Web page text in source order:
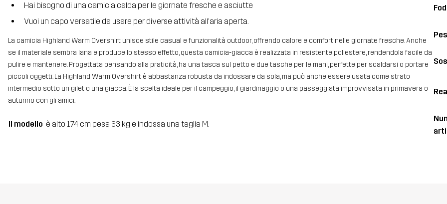
Hai bisogno di una camicia calda per le giornate fresche e asciutte
Vuoi un capo versatile da usare per diverse attività all’aria aperta.
La camicia Highland Warm Overshirt unisce stile casual e funzionalità outdoor, offrendo calore e comfort nelle giornate fresche. Anche
se il materiale sembra lana e produce lo stesso effetto, questa camicia-giacca è realizzata in resistente poliestere, rendendola facile da
pulire e mantenere. Progettata pensando alla praticità, ha una tasca sul petto e due tasche per le mani, perfette per scaldarsi o portare
piccoli oggetti. La Highland Warm Overshirt è abbastanza robusta da indossare da sola, ma può anche essere usata come strato
intermedio sotto un gilet o una giacca. È la scelta ideale per il campeggio, il giardinaggio o una passeggiata improvvisata in primavera o
autunno con gli amici.
Il modello è alto 174 cm pesa 63 kg e indossa una taglia M.